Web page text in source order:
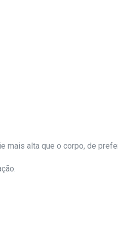
alta que o corpo, de